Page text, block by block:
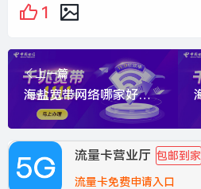
1
上一篇
海盐宽带网络哪家好？双11活动1000M包1年仅需1111元
流量卡营业厅 包邮到家
流量卡免费申请入口